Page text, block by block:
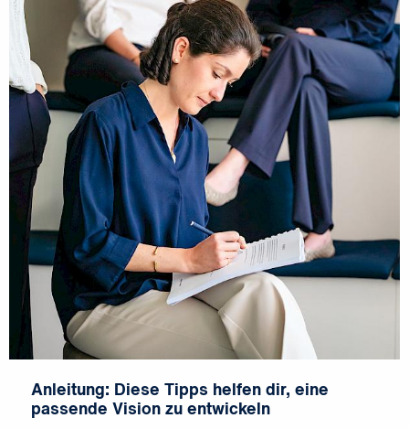
Anleitung: Diese Tipps helfen dir, eine
passende Vision zu entwickeln